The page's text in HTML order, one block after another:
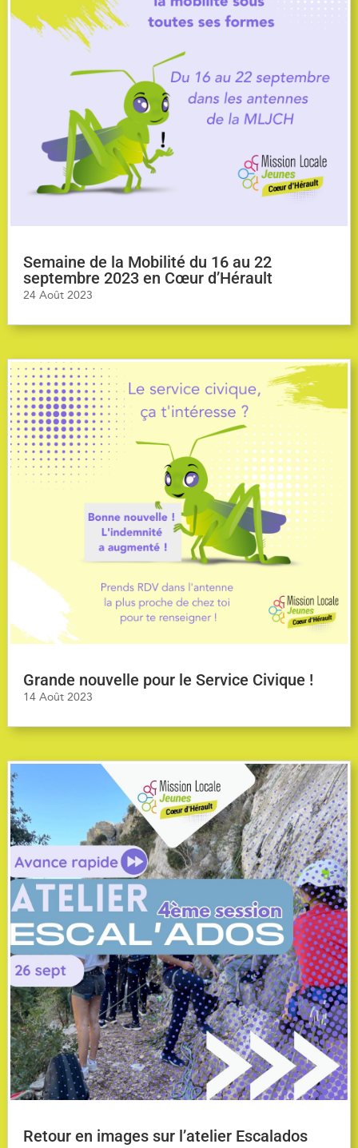
Semaine de la Mobilité du 16 au 22
septembre 2023 en Cœur d’Hérault
24 Août 2023
Grande nouvelle pour le Service Civique !
14 Août 2023
Retour en images sur l’atelier Escalados